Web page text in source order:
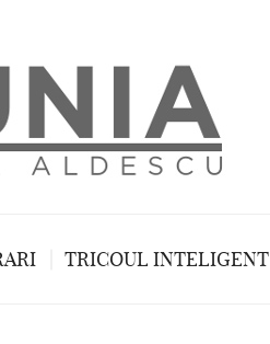
TRICOUL INTELIGENT